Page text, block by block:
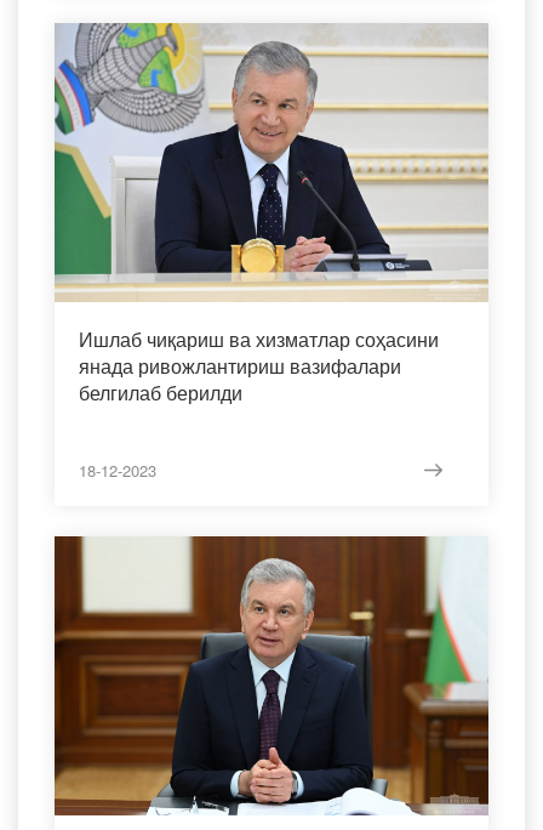
Ишлаб чиқариш ва хизматлар соҳасини
янада ривожлантириш вазифалари
белгилаб берилди
18-12-2023